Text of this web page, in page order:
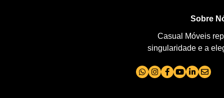
Sobre
Casual Móveis
singularidade e a